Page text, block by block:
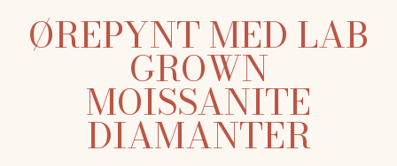
ØREPYNT MED LAB
GROWN
MOISSANITE
DIAMANTER